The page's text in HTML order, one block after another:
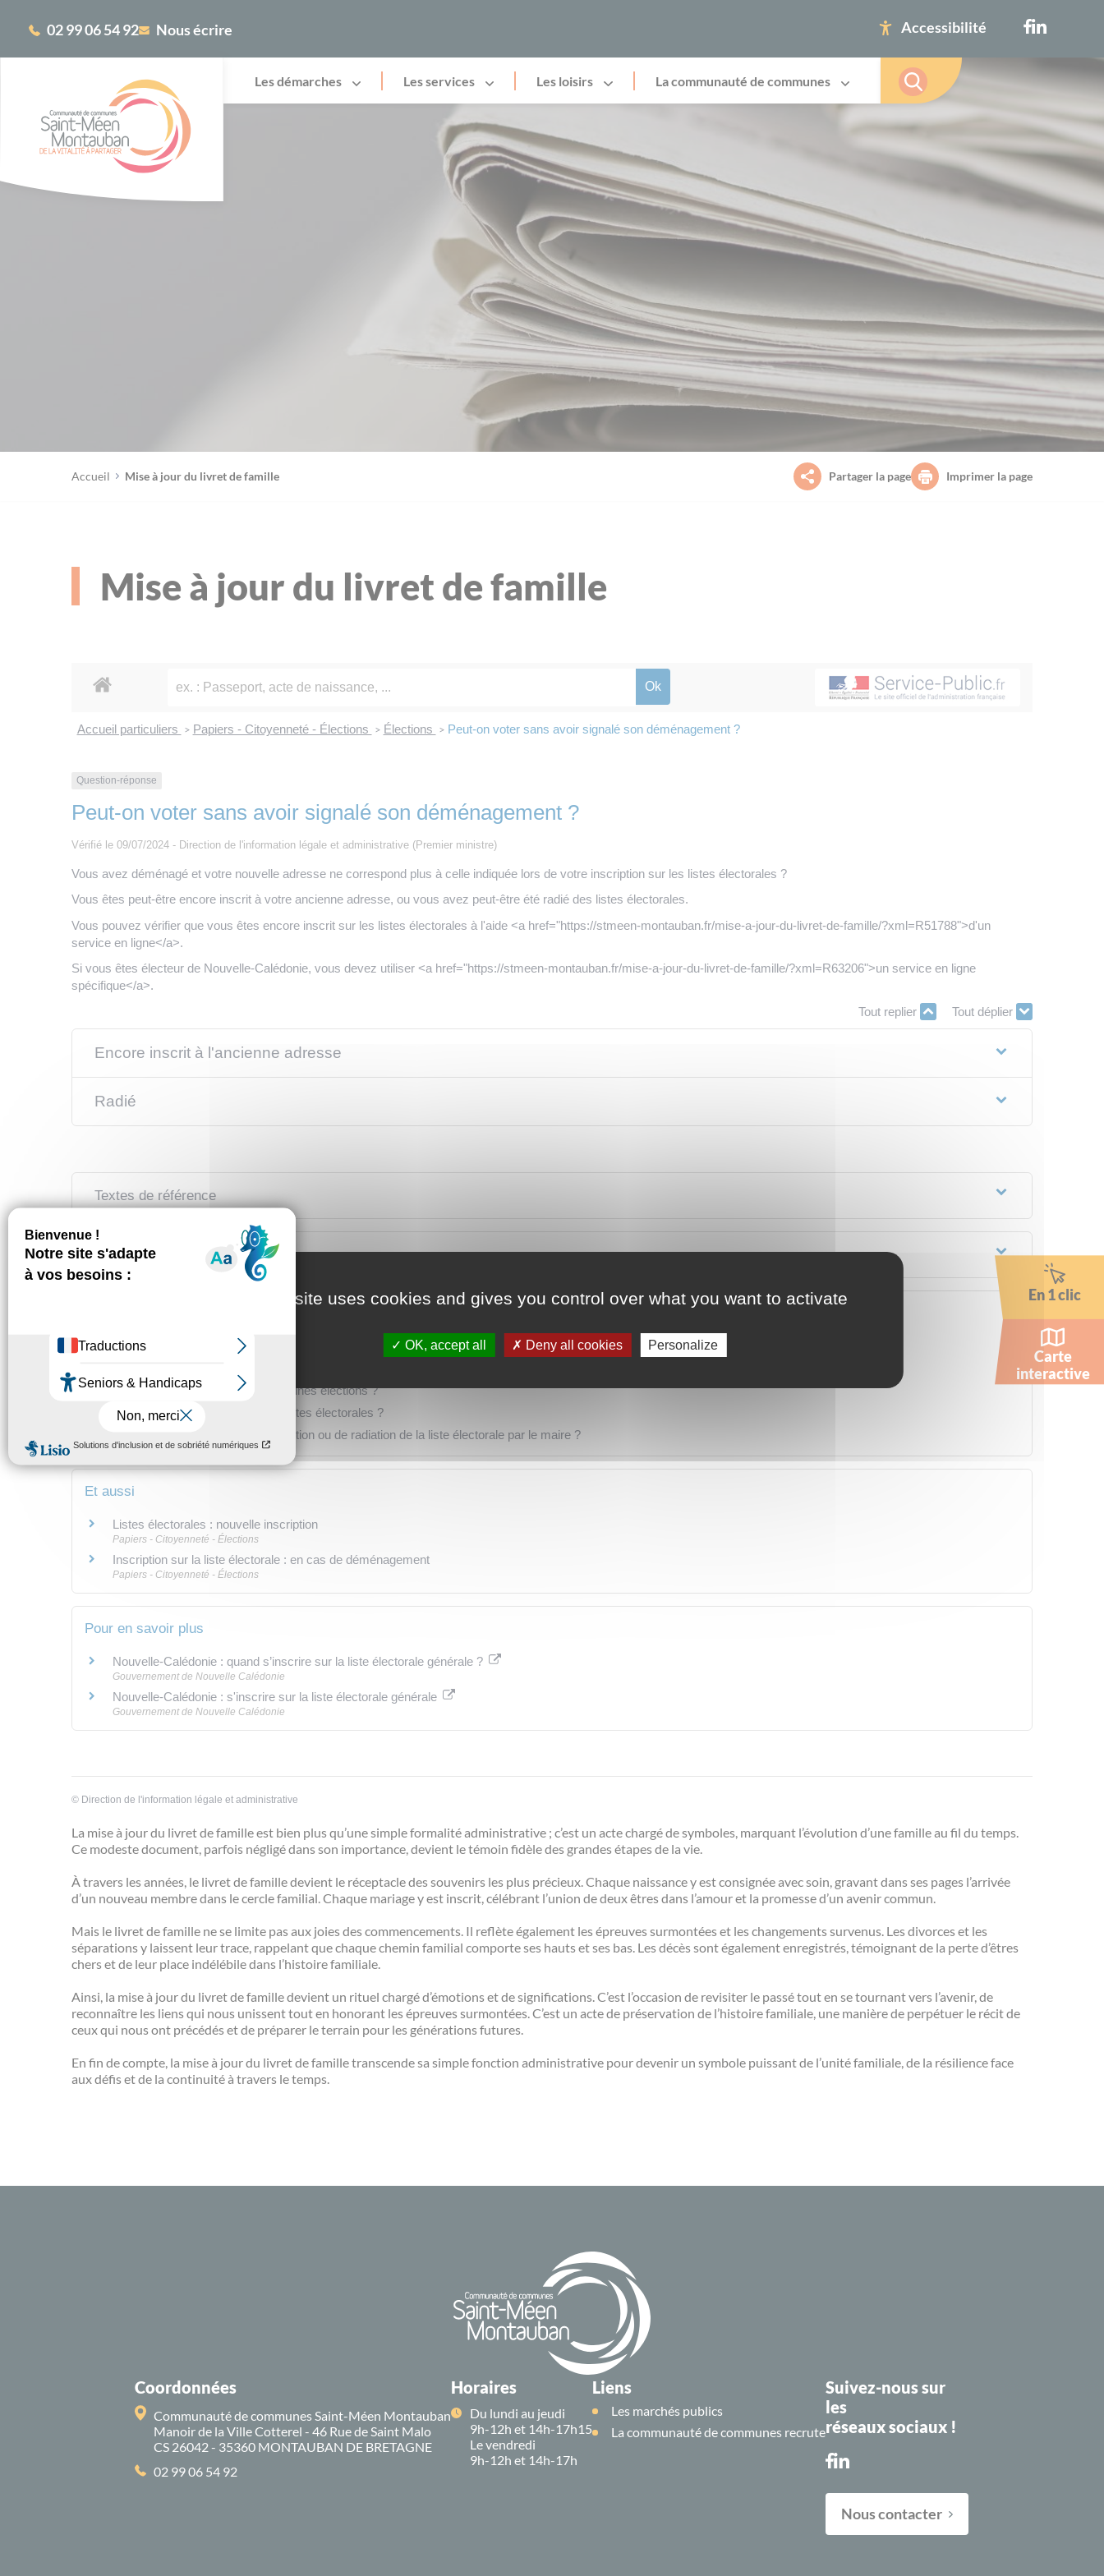
02 99 06 54 92 Nous écrire Accessibilité
Les démarches Les services Les loisirs La communauté de communes
Accueil Mise à jour du livret de famille Partager la page Imprimer la page
Mise à jour du livret de famille
Accueil particuliers > Papiers - Citoyenneté - Élections > Élections > Peut-on voter sans avoir signalé son déménagement ?
Question-réponse
Peut-on voter sans avoir signalé son déménagement ?
Vérifié le 09/07/2024 - Direction de l'information légale et administrative (Premier ministre)
Vous avez déménagé et votre nouvelle adresse ne correspond plus à celle indiquée lors de votre inscription sur les listes électorales ?
Vous êtes peut-être encore inscrit à votre ancienne adresse, ou vous avez peut-être été radié des listes électorales.
Vous pouvez vérifier que vous êtes encore inscrit sur les listes électorales à l'aide <a href="https://stmeen-montauban.fr/mise-a-jour-du-livret-de-famille/?xml=R51788">d'un
service en ligne</a>.
Si vous êtes électeur de Nouvelle-Calédonie, vous devez utiliser <a href="https://stmeen-montauban.fr/mise-a-jour-du-livret-de-famille/?xml=R63206">un service en ligne
spécifique</a>.
Tout replier
Tout déplier
Encore inscrit à l'ancienne adresse
Radié
Textes de référence
Services en ligne et formulaires
Élections : peut-on s'inscrire sur la liste électorale d'une mairie et voter la même année ?
Quelles sont les dates des prochaines élections ?
Un électeur peut-il consulter les listes électorales ?
Que faire en cas de refus d'inscription ou de radiation de la liste électorale par le maire ?
Et aussi
Listes électorales : nouvelle inscription
Papiers - Citoyenneté - Élections
Inscription sur la liste électorale : en cas de déménagement
Papiers - Citoyenneté - Élections
Pour en savoir plus
Nouvelle-Calédonie : quand s’inscrire sur la liste électorale générale ?
Gouvernement de Nouvelle Calédonie
Nouvelle-Calédonie : s'inscrire sur la liste électorale générale
Gouvernement de Nouvelle Calédonie
© Direction de l'information légale et administrative
La mise à jour du livret de famille est bien plus qu’une simple formalité administrative ; c’est un acte chargé de symboles, marquant l’évolution d’une famille au fil du temps.
Ce modeste document, parfois négligé dans son importance, devient le témoin fidèle des grandes étapes de la vie.
À travers les années, le livret de famille devient le réceptacle des souvenirs les plus précieux. Chaque naissance y est consignée avec soin, gravant dans ses pages l’arrivée
d’un nouveau membre dans le cercle familial. Chaque mariage y est inscrit, célébrant l’union de deux êtres dans l’amour et la promesse d’un avenir commun.
Mais le livret de famille ne se limite pas aux joies des commencements. Il reflète également les épreuves surmontées et les changements survenus. Les divorces et les
séparations y laissent leur trace, rappelant que chaque chemin familial comporte ses hauts et ses bas. Les décès sont également enregistrés, témoignant de la perte d’êtres
chers et de leur place indélébile dans l’histoire familiale.
Ainsi, la mise à jour du livret de famille devient un rituel chargé d’émotions et de significations. C’est l’occasion de revisiter le passé tout en se tournant vers l’avenir, de
reconnaître les liens qui nous unissent tout en honorant les épreuves surmontées. C’est un acte de préservation de l’histoire familiale, une manière de perpétuer le récit de
ceux qui nous ont précédés et de préparer le terrain pour les générations futures.
En fin de compte, la mise à jour du livret de famille transcende sa simple fonction administrative pour devenir un symbole puissant de l’unité familiale, de la résilience face
aux défis et de la continuité à travers le temps.
En 1 clic
Carte
interactive
Coordonnées
Communauté de communes Saint-Méen Montauban
Manoir de la Ville Cotterel - 46 Rue de Saint Malo
CS 26042 - 35360 MONTAUBAN DE BRETAGNE
02 99 06 54 92
Horaires
Du lundi au jeudi
9h-12h et 14h-17h15
Le vendredi
9h-12h et 14h-17h
Liens
Les marchés publics
La communauté de communes recrute
Suivez-nous sur
les
réseaux sociaux !
Nous contacter
This site uses cookies and gives you control over what you want to activate
OK, accept all Deny all cookies Personalize